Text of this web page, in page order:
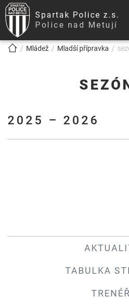
Spartak Police z.s.
Police nad Metují
Mládež Mladší přípravka
2025 – 2026
TABULKA